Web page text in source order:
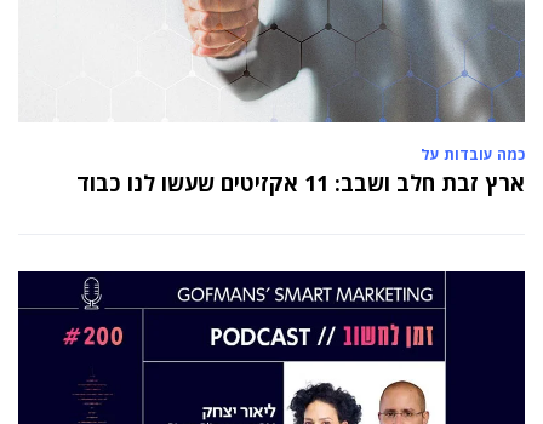
כמה עובדות על
ארץ זבת חלב ושבב: 11 אקזיטים שעשו לנו כבוד